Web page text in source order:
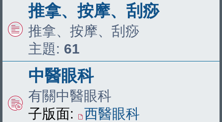
推拿、按摩、刮痧
推拿、按摩、刮痧
主題: 61
中醫眼科
有關中醫眼科
子版面:
西醫眼科